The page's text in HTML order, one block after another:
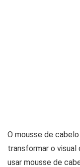
O mousse de
transformar o visual
usar mousse de